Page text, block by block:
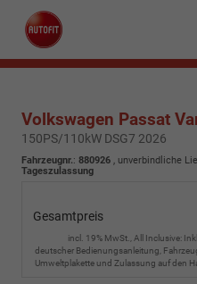
Volkswagen Passat
150PS/110kW DSG7 2026
Fahrzeugnr.: 880926 , unverbindliche
Tageszulassung
Gesamtpreis
incl. 19% MwSt., All Inclusive:
deutscher Bedienungsanleitung,
Umweltplakette und Zulassung auf den